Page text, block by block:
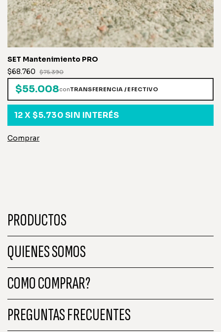
SET Mantenimiento PRO
$68.760
$75.390
$55.008conTRANSFERENCIA / EFECTIVO
12 X$5.730SIN INTERÉS
PRODUCTOS
QUIENES SOMOS
COMO COMPRAR?
PREGUNTAS FRECUENTES